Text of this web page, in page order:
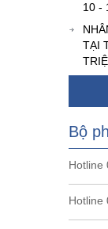
10 -
TẠI
Bộ
Hotline
Hotline